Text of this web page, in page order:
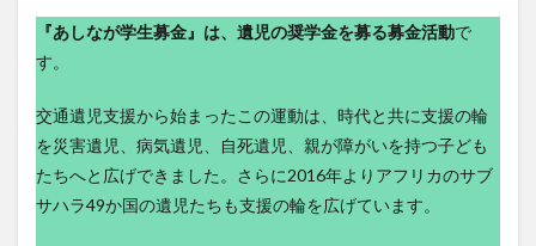
支え
は、
4
募金
につ
いて
『あしなが学生募金』は、遺児の奨学金を募る募金活動で
す。
交通遺児支援から始まったこの運動は、時代と共に支援の輪
を災害遺児、病気遺児、自死遺児、親が障がいを持つ子ども
たちへと広げできました。さらに2016年よりアフリカのサブ
サハラ49か国の遺児たちも支援の輪を広げています。